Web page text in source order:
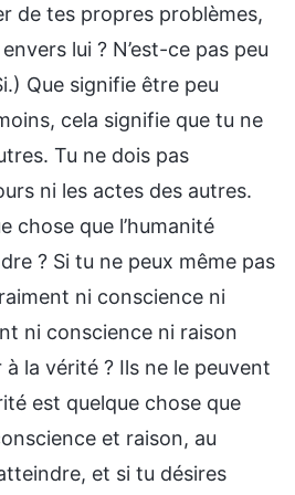
de tes propres problèmes,
lui ? N’est-ce pas peu
Que signifie être peu
cela signifie que tu ne
Tu ne dois pas
ni les actes des autres.
chose que l’humanité
? Si tu ne peux même pas
ni conscience ni
ni conscience ni raison
la vérité ? Ils ne le peuvent
est quelque chose que
et raison, au
et si tu désires